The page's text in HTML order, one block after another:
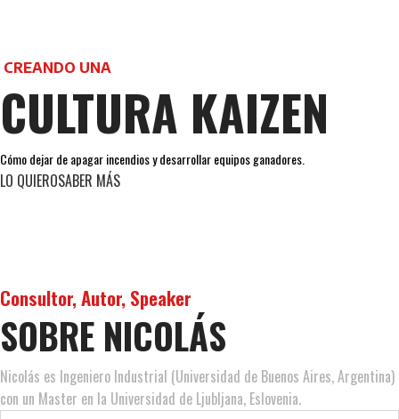
CREANDO UNA
CULTURA KAIZEN
​Cómo dejar de apagar incendios y desarrollar equipos ganadores.
LO QUIEROSABER MÁS
Consultor, Autor, Speaker
SOBRE NICOLÁS
Nicolás es Ingeniero Industrial (Universidad de Buenos Aires, Argentina)
con un Master en la Universidad de Ljubljana, Eslovenia.